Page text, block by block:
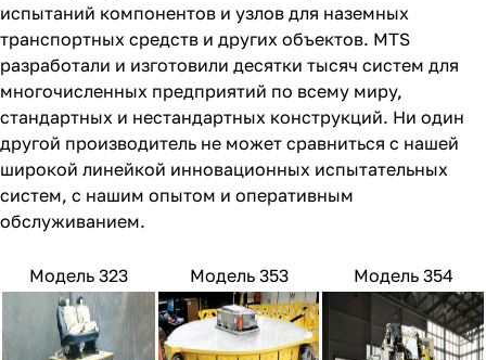
испытаний компонентов и узлов для наземных
транспортных средств и других объектов. MTS
разработали и изготовили десятки тысяч систем для
многочисленных предприятий по всему миру,
стандартных и нестандартных конструкций. Ни один
другой производитель не может сравниться с нашей
широкой линейкой инновационных испытательных
систем, с нашим опытом и оперативным
обслуживанием.
Модель 323 Модель 353 Модель 354